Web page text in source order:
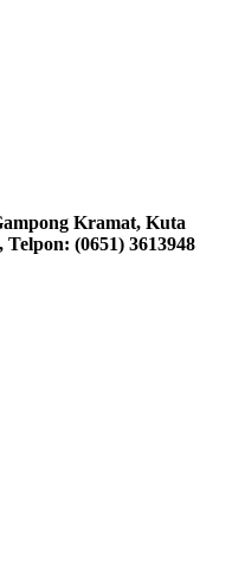
Kramat, Kuta
(0651) 3613948